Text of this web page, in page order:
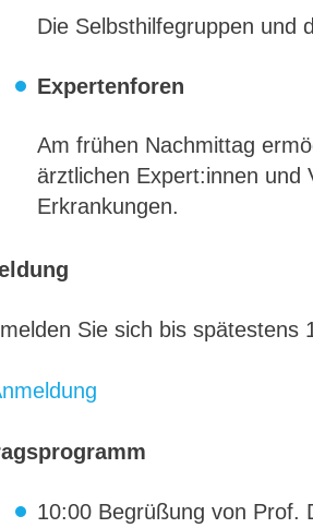
Die Selbsthilfegruppen und
Expertenforen
Am frühen Nachmittag
ärztlichen Expert:innen und
Erkrankungen.
Sie sich bis spätestens
10:00 Begrüßung von Prof.